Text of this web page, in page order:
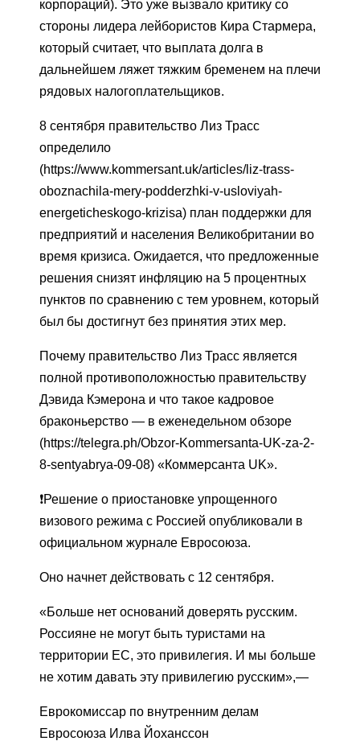
корпораций). Это уже вызвало критику со
стороны лидера лейбористов Кира Стармера,
который считает, что выплата долга в
дальнейшем ляжет тяжким бременем на плечи
рядовых налогоплательщиков.
8 сентября правительство Лиз Трасс
определило
(https://www.kommersant.uk/articles/liz-trass-
oboznachila-mery-podderzhki-v-usloviyah-
energeticheskogo-krizisa) план поддержки для
предприятий и населения Великобритании во
время кризиса. Ожидается, что предложенные
решения снизят инфляцию на 5 процентных
пунктов по сравнению с тем уровнем, который
был бы достигнут без принятия этих мер.
Почему правительство Лиз Трасс является
полной противоположностью правительству
Дэвида Кэмерона и что такое кадровое
браконьерство — в еженедельном обзоре
(https://telegra.ph/Obzor-Kommersanta-UK-za-2-
8-sentyabrya-09-08) «Коммерсанта UK».
❗️Решение о приостановке упрощенного
визового режима с Россией опубликовали в
официальном журнале Евросоюза.
Оно начнет действовать с 12 сентября.
«Больше нет оснований доверять русским.
Россияне не могут быть туристами на
территории ЕС, это привилегия. И мы больше
не хотим давать эту привилегию русским»,—
Еврокомиссар по внутренним делам
Евросоюза Илва Йоханссон